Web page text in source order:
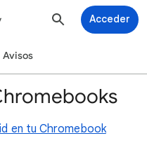
Acceder
Avisos
en tu Chromebook